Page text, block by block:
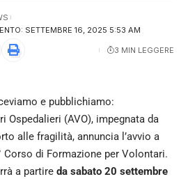
SETTEMBRE 16, 2025 5:53 AM
3 MIN LEGGERE
e pubblichiamo:
Ospedalieri (AVO), impegnata da
alle fragilità, annuncia l’avvio a
Corso di Formazione per Volontari.
a partire da sabato 20 settembre